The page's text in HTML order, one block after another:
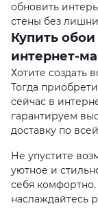
обновить
стены без
Купить обои
интернет-
Хотите создать
Тогда
сейчас в
гарантируем
доставку по
Не упустите
уютное и
себя комфортно.
наслаждайтесь